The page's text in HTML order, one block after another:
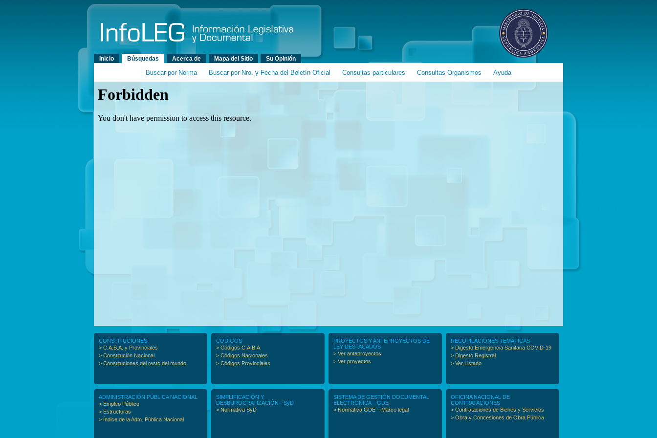
Menú principal
Inicio Búsquedas Acerca de Mapa del Sitio Su Opinión
Buscar por Norma Buscar por Nro. y Fecha del Boletín Oficial Consultas particulares Consultas Organismos Ayuda
CONSTITUCIONES
> C.A.B.A. y Provinciales
> Constitución Nacional
> Constituciones del resto del mundo
ADMINISTRACIÓN PÚBLICA NACIONAL
> Empleo Público
> Estructuras
> Índice de la Adm. Pública Nacional
CÓDIGOS
> Códigos C.A.B.A.
> Códigos Nacionales
> Códigos Provinciales
SIMPLIFICACIÓN Y
DESBUROCRATIZACIÓN - SyD
> Normativa SyD
PROYECTOS Y ANTEPROYECTOS DE
LEY DESTACADOS
> Ver anteproyectos
> Ver proyectos
SISTEMA DE GESTIÓN DOCUMENTAL
ELECTRÓNICA – GDE
> Normativa GDE – Marco legal
RECOPILACIONES TEMÁTICAS
> Digesto Emergencia Sanitaria COVID-19
> Digesto Registral
> Ver Listado
OFICINA NACIONAL DE
CONTRATACIONES
> Contrataciones de Bienes y Servicios
> Obra y Concesiones de Obra Pública